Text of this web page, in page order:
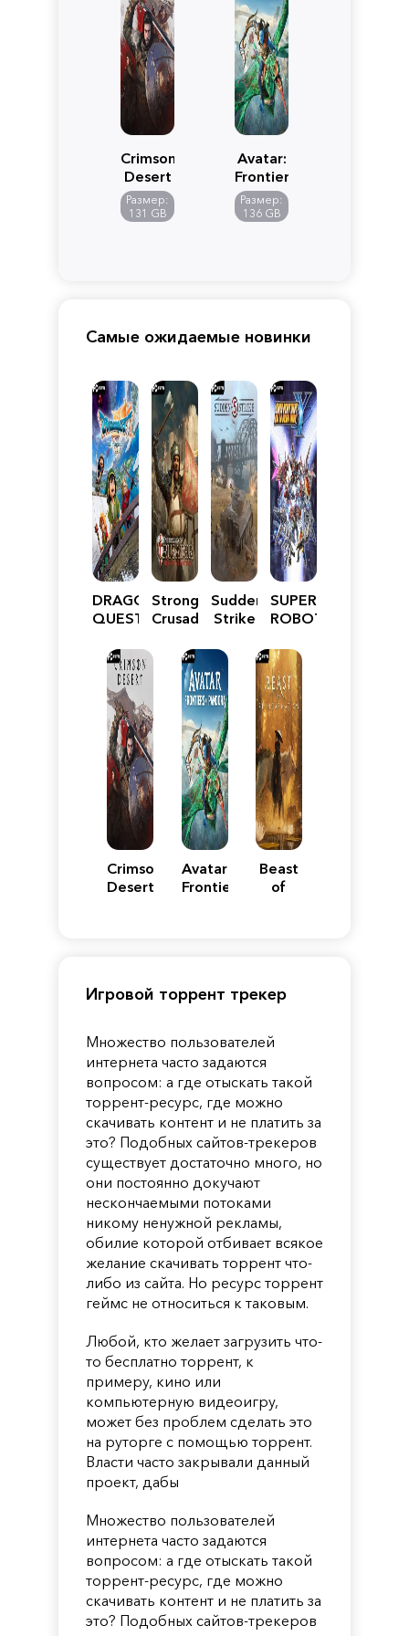
Crimson
Desert
Размер:
131 GB
Avatar:
Frontiers
of
Pandora
Размер:
136 GB
Самые ожидаемые новинки
DRAGON
QUEST
Reimagined
Stronghold
Crusader:
Edition
Sudden
Strike
SUPER
ROBOT
Y
Crimson
Desert
Avatar:
Frontiers
Beast
of
Игровой торрент трекер
Множество пользователей
интернета часто задаются
вопросом: а где отыскать такой
торрент-ресурс, где можно
скачивать контент и не платить за
это? Подобных сайтов-трекеров
существует достаточно много, но
они постоянно докучают
нескончаемыми потоками
никому ненужной рекламы,
обилие которой отбивает всякое
желание скачивать торрент что-
либо из сайта. Но ресурс торрент
геймс не относиться к таковым.
Любой, кто желает загрузить что-
то бесплатно торрент, к
примеру, кино или
компьютерную видеоигру,
может без проблем сделать это
на руторге с помощью торрент.
Власти часто закрывали данный
проект, дабы
Множество пользователей
интернета часто задаются
вопросом: а где отыскать такой
торрент-ресурс, где можно
скачивать контент и не платить за
это? Подобных сайтов-трекеров